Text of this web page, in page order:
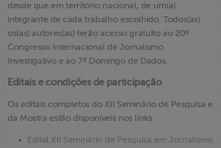
desde que em território nacional, de um(a)
integrante de cada trabalho escolhido. Todos(as)
os(as) autores(as) terão acesso gratuito ao 20º
Congresso Internacional de Jornalismo
Investigativo e ao 7º Domingo de Dados.
Editais e condições de participação
Os editais completos do XII Seminário de Pesquisa e
da Mostra estão disponíveis nos links:
Edital XII Seminário de Pesquisa em Jornalismo